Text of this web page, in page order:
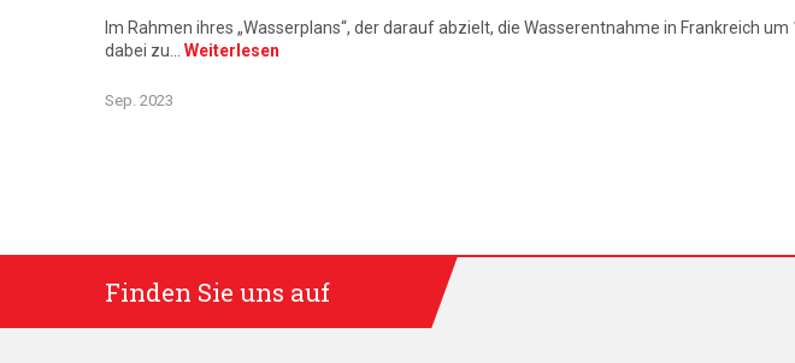
Im Rahmen ihres „Wasserplans“, der darauf abzielt, die Wasserentnahme in Frankreich
dabei zu… Weiterlesen
Sep. 2023
Finden Sie uns auf